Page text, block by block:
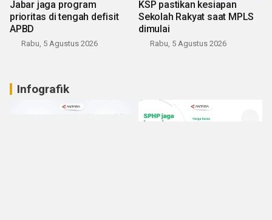
Jabar jaga program
prioritas di tengah defisit
APBD
Rabu, 5 Agustus 2026
KSP pastikan kesiapan
Sekolah Rakyat saat MPLS
dimulai
Rabu, 5 Agustus 2026
Infografik